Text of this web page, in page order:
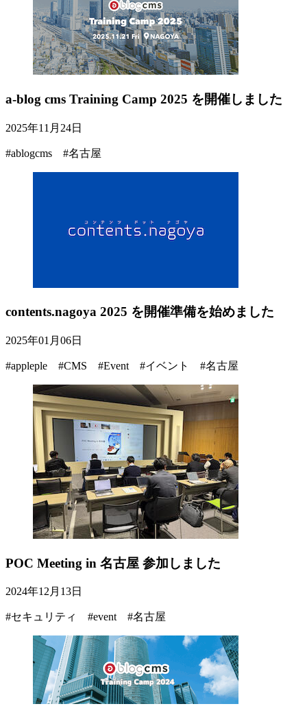
a-blog cms Training Camp 2025 を開催しました
2025年11月24日
#ablogcms #名古屋
contents.nagoya 2025 を開催準備を始めました
2025年01月06日
#appleple #CMS #Event #イベント #名古屋
POC Meeting in 名古屋 参加しました
2024年12月13日
#セキュリティ #event #名古屋